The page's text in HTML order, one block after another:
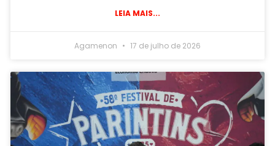
LEIA MAIS...
Agamenon 17 de julho de 2026